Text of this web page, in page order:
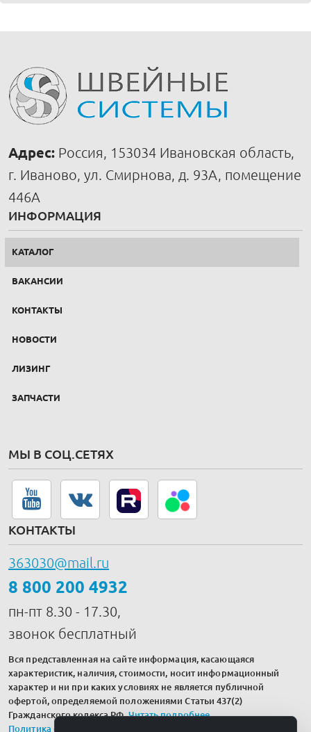
Адрес: Россия, 153034 Ивановская область,
г. Иваново, ул. Смирнова, д. 93А, помещение
446А
ИНФОРМАЦИЯ
КАТАЛОГ
ВАКАНСИИ
КОНТАКТЫ
НОВОСТИ
ЛИЗИНГ
ЗАПЧАСТИ
МЫ В СОЦ.СЕТЯХ
КОНТАКТЫ
363030@mail.ru
8 800 200 4932
пн-пт 8.30 - 17.30,
звонок бесплатный
Вся представленная на сайте информация, касающаяся
характеристик, наличия, стоимости, носит информационный
характер и ни при каких условиях не является публичной
офертой, определяемой положениями Статьи 437(2)
Гражданского кодекса РФ.Читать подробнее.
Политика обработки персональных данных